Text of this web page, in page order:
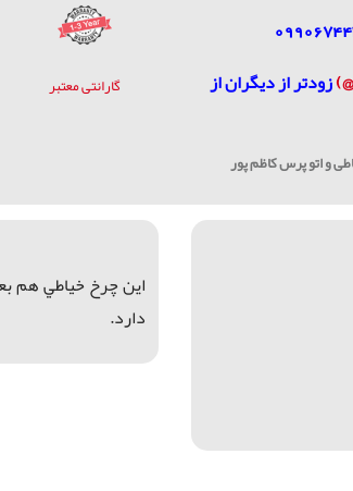
زودتر از دیگران از
و اتو پرس کاظم پور
گارانتی معتبر
اين چرخ خياطي هم
دارد.